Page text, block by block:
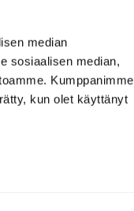
median
sosiaalisen median,
Kumppanimme
kun olet käyttänyt